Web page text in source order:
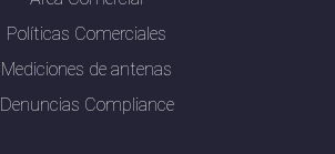
Políticas Comerciales
Mediciones de antenas
Denuncias Compliance